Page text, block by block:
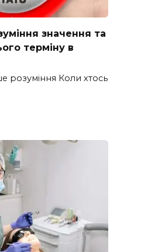
значення та
терміну в
розуміння Коли хтось